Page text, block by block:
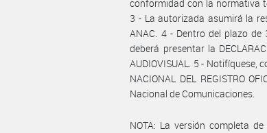
conformidad con la normativa
3 - La autorizada asumirá la
ANAC. 4 - Dentro del plazo
deberá presentar la
AUDIOVISUAL. 5 - Notifíquese,
NACIONAL DEL REGISTRO
Nacional de Comunicaciones.
NOTA: La versión completa